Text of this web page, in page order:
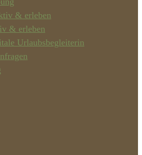
& erleben
& erleben
Urlaubsbegleiterin